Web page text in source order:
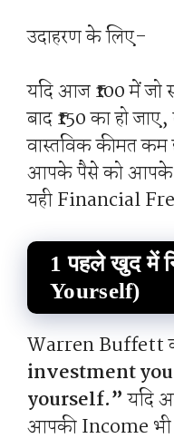
उदाहरण के लिए-
यदि आज ₹100 में जो
बाद ₹150 का हो
वास्तविक कीमत
आपके पैसे को आपके
यही Financial
1 पहले खुद में
Yourself)
Warren Buffett
investment
yourself.”यदि
आपकी Income भी